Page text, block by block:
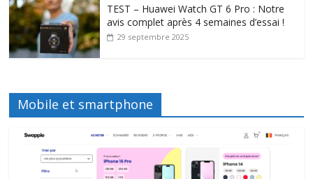
TEST – Huawei Watch GT 6 Pro : Notre
avis complet après 4 semaines d’essai !
29 septembre 2025
Mobile et smartphone